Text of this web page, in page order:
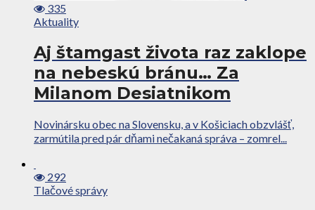
335
Aktuality
Aj štamgast života raz zaklope
na nebeskú bránu… Za
Milanom Desiatnikom
Novinársku obec na Slovensku, a v Košiciach obzvlášť,
zarmútila pred pár dňami nečakaná správa – zomrel...
292
Tlačové správy